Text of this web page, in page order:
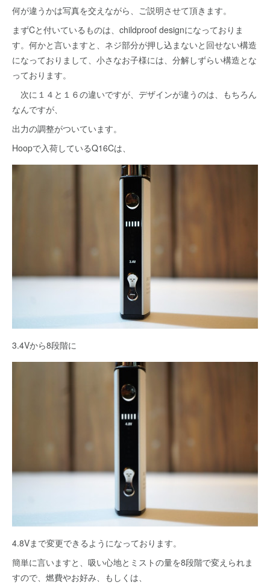
何が違うかは写真を交えながら、ご説明させて頂きます。
まずCと付いているものは、childproof designになっておりま
す。何かと言いますと、ネジ部分が押し込まないと回せない構造
になっておりまして、小さなお子様には、分解しずらい構造とな
っております。
次に１４と１６の違いですが、デザインが違うのは、もちろん
なんですが、
出力の調整がついています。
Hoopで入荷しているQ16Cは、
3.4Vから8段階に
4.8Vまで変更できるようになっております。
簡単に言いますと、吸い心地とミストの量を8段階で変えられま
すので、燃費やお好み、もしくは、